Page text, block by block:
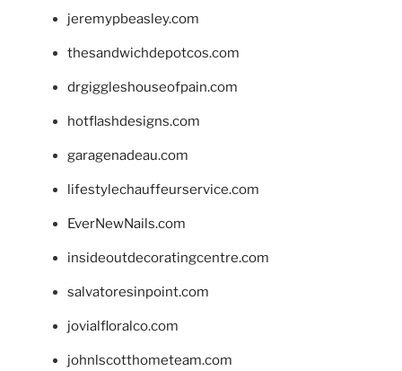
jeremypbeasley.com
thesandwichdepotcos.com
drgiggleshouseofpain.com
hotflashdesigns.com
garagenadeau.com
lifestylechauffeurservice.com
EverNewNails.com
insideoutdecoratingcentre.com
salvatoresinpoint.com
jovialfloralco.com
johnlscotthometeam.com